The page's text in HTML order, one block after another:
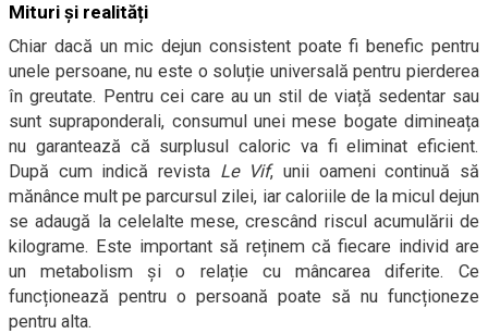
Mituri și realități
Chiar dacă un mic dejun consistent poate fi benefic pentru
unele persoane, nu este o soluție universală pentru pierderea
în greutate. Pentru cei care au un stil de viață sedentar sau
sunt supraponderali, consumul unei mese bogate dimineața
nu garantează că surplusul caloric va fi eliminat eficient.
După cum indică revista Le Vif, unii oameni continuă să
mănânce mult pe parcursul zilei, iar caloriile de la micul dejun
se adaugă la celelalte mese, crescând riscul acumulării de
kilograme. Este important să reținem că fiecare individ are
un metabolism și o relație cu mâncarea diferite. Ce
funcționează pentru o persoană poate să nu funcționeze
pentru alta.